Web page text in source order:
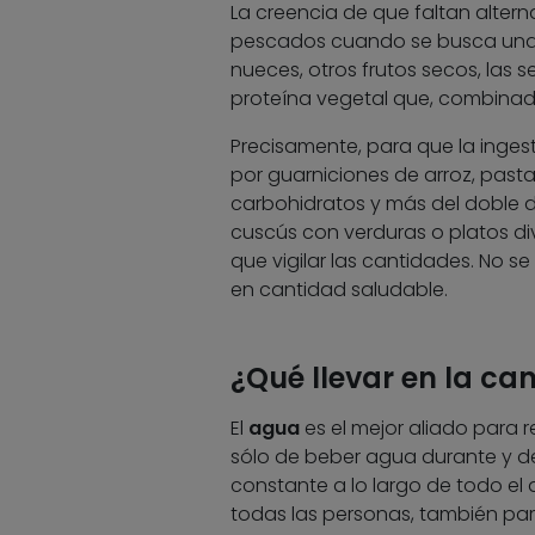
La creencia de que faltan
pescados cuando se busca
nueces, otros frutos secos, las
proteína vegetal que,
Precisamente, para que la
por guarniciones de arroz,
carbohidratos y más del doble
cuscús con verduras o platos
que vigilar las cantidades. No
en cantidad saludable.
¿Qué llevar en la
El aguaes el mejor aliado para
sólo de beber agua durante y
constante a lo largo de todo el
todas las personas, también